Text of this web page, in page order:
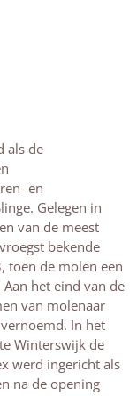
als de
en
Gelegen in
van de meest
bekende
toen de molen een
het eind van de
van molenaar
In het
Winterswijk de
werd ingericht als
na de opening